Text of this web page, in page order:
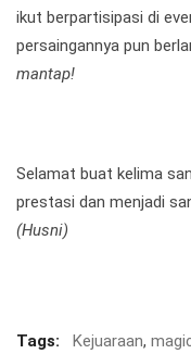
ikut berpartisipasi di
persaingannya pun
mantap!
Selamat buat kelima
prestasi dan menjadi
(Husni)
Tags: Kejuaraan,